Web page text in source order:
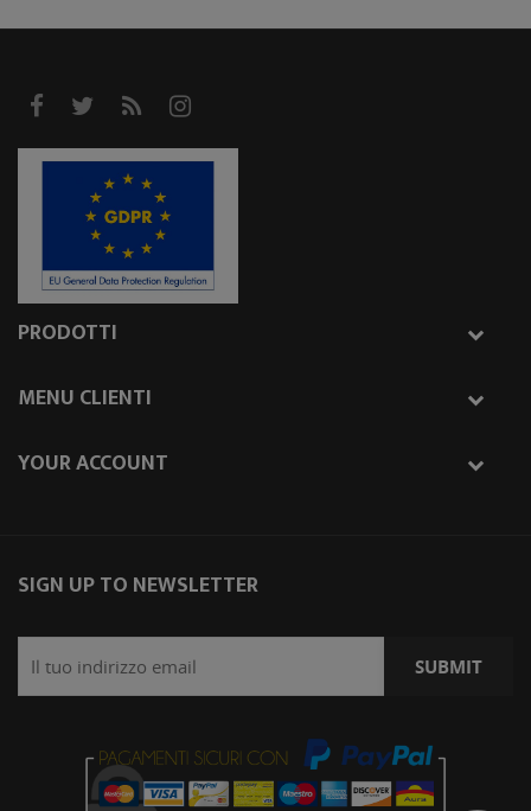
PRODOTTI
MENU CLIENTI
YOUR ACCOUNT
SIGN UP TO NEWSLETTER